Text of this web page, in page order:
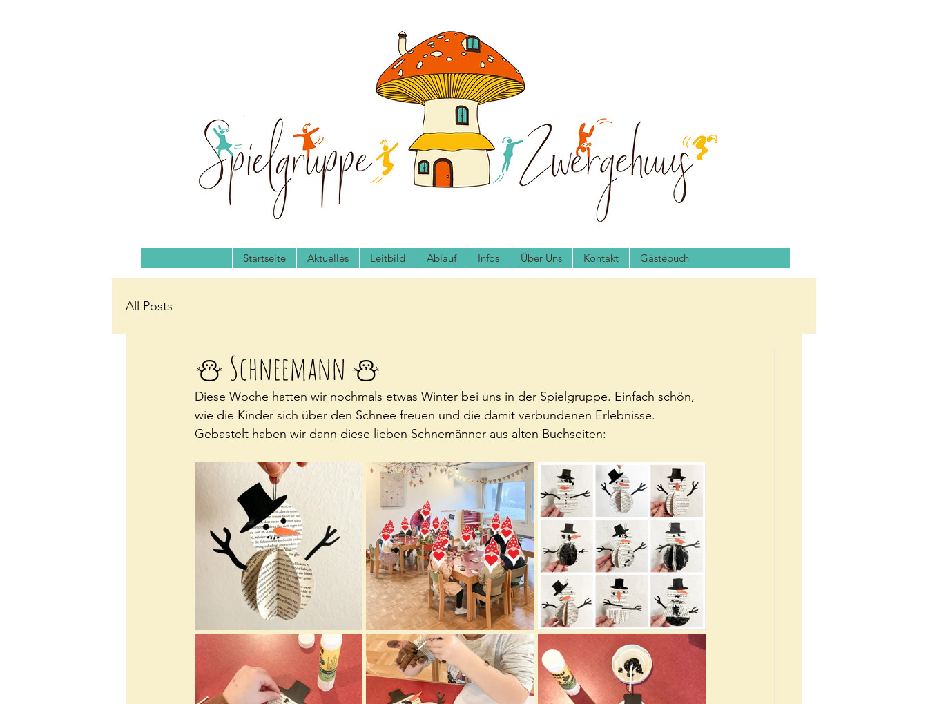
Startseite Aktuelles Leitbild Ablauf Infos Über Uns Kontakt Gästebuch
All Posts
⛄ Schneemann ⛄
Diese Woche hatten wir nochmals etwas Winter bei uns in der Spielgruppe. Einfach schön,
wie die Kinder sich über den Schnee freuen und die damit verbundenen Erlebnisse.
Gebastelt haben wir dann diese lieben Schnemänner aus alten Buchseiten: